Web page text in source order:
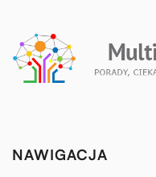
NAWIGACJA